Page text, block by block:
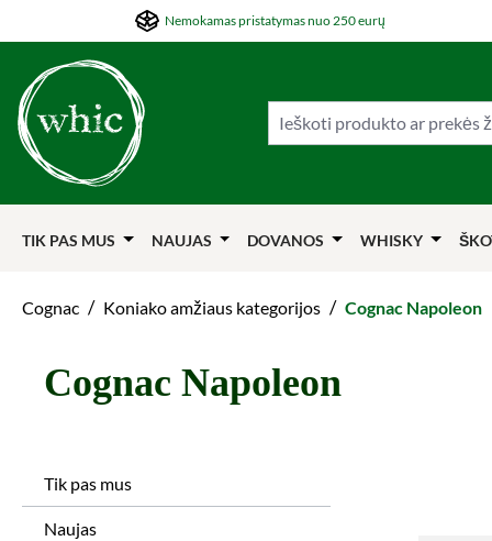
į pagrindinį turinį
Šokti į pagrindinę navigacijąNemokamas pristatymas nuo 250 eurų
TIK PAS MUS NAUJAS DOVANOS WHISKY
Cognac / Koniako amžiaus kategorijos / Cognac Napoleon
Cognac Napoleon
Tik pas mus
Naujas